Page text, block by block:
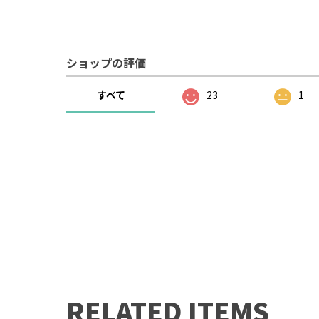
ショップの評価
すべて 23 1
RELATED ITEMS